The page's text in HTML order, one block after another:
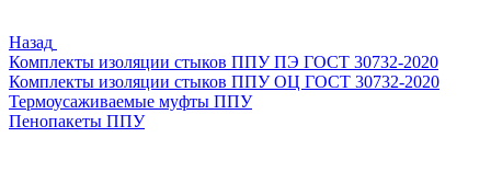
Назад
Комплекты изоляции стыков ППУ ПЭ ГОСТ 30732-2020
Комплекты изоляции стыков ППУ ОЦ ГОСТ 30732-2020
Термоусаживаемые муфты ППУ
Пенопакеты ППУ